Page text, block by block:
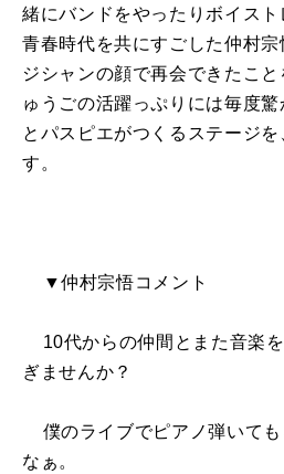
緒にバンドをやったりボイスト
青春時代を共にすごした仲村
ジシャンの顔で再会できたこ
ゅうごの活躍っぷりには毎度
とパスピエがつくるステージを
す。
▼仲村宗悟コメント
10代からの仲間とまた音楽
ぎませんか？
僕のライブでピアノ弾いても
なぁ。